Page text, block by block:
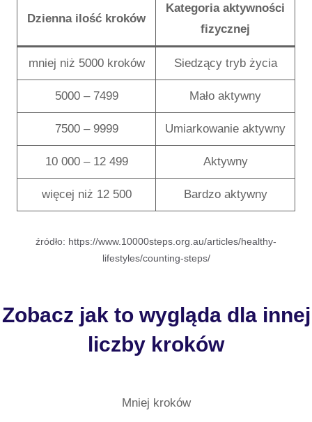
Dzienna ilość kroków
Kategoria aktywności
fizycznej
mniej niż 5000 kroków Siedzący tryb życia
5000 – 7499 Mało aktywny
7500 – 9999 Umiarkowanie aktywny
10 000 – 12 499 Aktywny
więcej niż 12 500 Bardzo aktywny
źródło: https://www.10000steps.org.au/articles/healthy-
lifestyles/counting-steps/
Zobacz jak to wygląda dla innej
liczby kroków
Mniej kroków